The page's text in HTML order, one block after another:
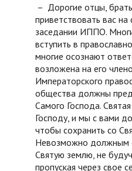
– Дорогие отцы,
приветствовать вас
заседании ИППО.
вступить в
многие осознают
возложена на его
Императорского
общества должны
Самого Господа.
Господу, и мы с вами
чтобы сохранить со
Невозможно должным
Святую землю, не
пропуская через свое